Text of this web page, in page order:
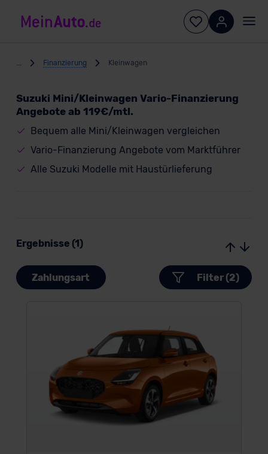
Finanzierung Kleinwagen
Suzuki Mini/Kleinwagen Vario-Finanzierung
Angebote ab 119€/mtl.
Bequem alle Mini/Kleinwagen vergleichen
Vario-Finanzierung Angebote vom Marktführer
Alle Suzuki Modelle mit Haustürlieferung
Ergebnisse (1)
Zahlungsart Filter (2)